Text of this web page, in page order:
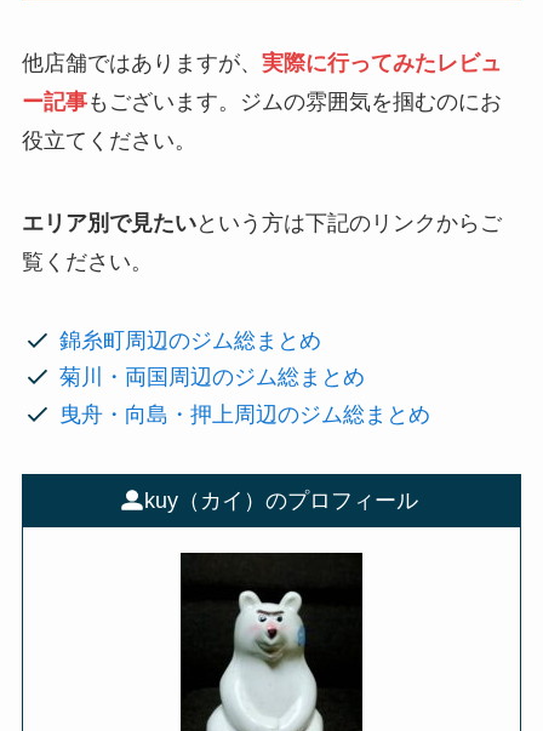
他店舗ではありますが、 実際に行ってみたレビュ
ー記事もございます。ジムの雰囲気を掴むのにお
役立てください。
エリア別で見たいという方は下記のリンクからご
覧ください。
錦糸町周辺のジム総まとめ
菊川・両国周辺のジム総まとめ
曳舟・向島・押上周辺のジム総まとめ
kuy（カイ）のプロフィール